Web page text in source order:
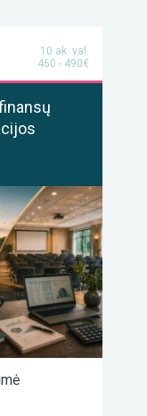
10 ak. val.
460 - 490€